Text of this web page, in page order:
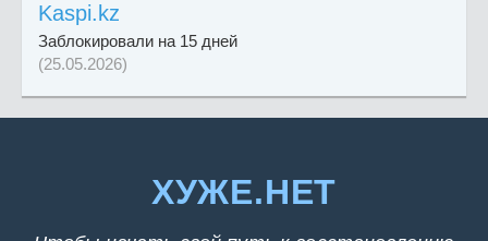
Kaspi.kz
Заблокировали на 15 дней
(25.05.2026)
ХУЖЕ.НЕТ